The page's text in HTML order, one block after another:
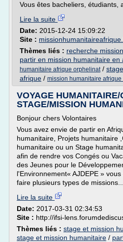
Vous êtes bacheliers, étudiants,
Lire la suite
Date: 2015-12-24 15:09:22
Site :
Thèmes liés : recherche
partir en mission humanitaire en
humanitaire afrique orphelinat/
afrique / mission humanitaire afrique
VOYAGE HUMANITAIRE/
STAGE/MISSION
Bonjour chers Volontaires
Vous avez envie de partir en
humanitaire, Projets humanitaire
humanitaire ou un Stage
afin de rendre vos Congés ou
des Jeunes pour le
l'Environnement« AJDEPE »
faire plusieurs types de missions...
Lire la suite
Date: 2017-03-31 02:34:53
Site : http://ifsi-
Thèmes liés : stage et mission
stage et mission humanitaire /